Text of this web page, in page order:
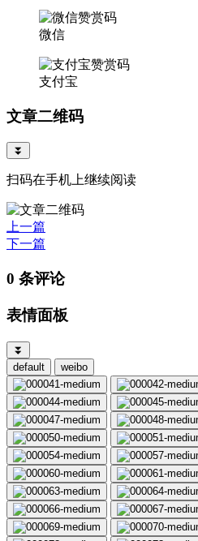
微信
支付宝
文章二维码
⏬
扫码在手机上继续阅读
上一篇
下一篇
0 条评论
表情面板
⏬
default
weibo